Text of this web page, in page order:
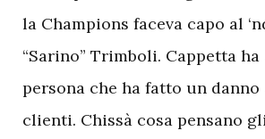
la Champions faceva capo al
“Sarino” Trimboli. Cappetta
persona che ha fatto un
clienti. Chissà cosa pensano